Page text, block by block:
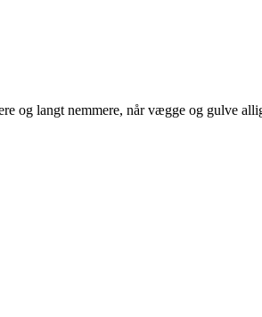
og langt nemmere, når vægge og gulve